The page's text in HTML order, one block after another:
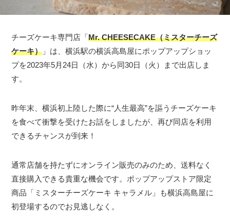
チーズケーキ専門店「Mr. CHEESECAKE（ミスターチーズ
ケーキ） 」は、横浜駅の横浜高島屋にポップアップショッ
プを2023年5月24日（水）から同30日（火）まで出店しま
す。
昨年末、横浜初上陸した際に“人生最高”を謳うチーズケーキ
を食べて衝撃を受けたお話をしましたが、再び同店を利用
できるチャンスが到来！
通常店舗を持たずにオンライン販売のみのため、送料なく
直接購入できる貴重な機会です。ポップアップストア限定
商品「ミスターチーズケーキ キャラメル」も横浜高島屋に
初登場するのでお見逃しなく。